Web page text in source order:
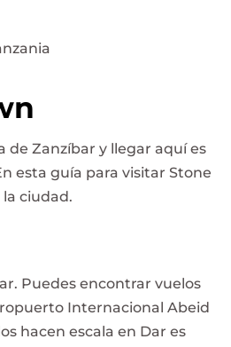
de Zanzíbar y llegar aquí es
esta guía para visitar Stone
ciudad.
Puedes encontrar vuelos
Internacional Abeid
hacen escala en Dar es